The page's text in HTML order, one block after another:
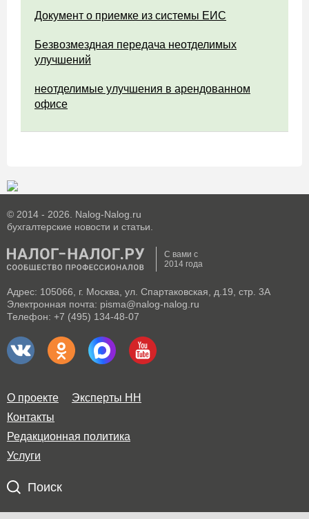
Документ о приемке из системы ЕИС
Безвозмездная передача неотделимых
улучшений
неотделимые улучшения в арендованном
офисе
© 2014 - 2026. Nalog-Nalog.ru
бухгалтерские новости и статьи.
С вами с
2014 года
Адрес: 105066, г. Москва, ул. Спартаковская, д.19, стр. 3А
Электронная почта: pisma@nalog-nalog.ru
Телефон: +7 (495) 134-48-07
О проекте
Эксперты НН
Контакты
Редакционная политика
Услуги
Поиск